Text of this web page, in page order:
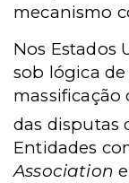
mecanismo
Nos Estados
sob lógica
das disputas
Entidades
Association